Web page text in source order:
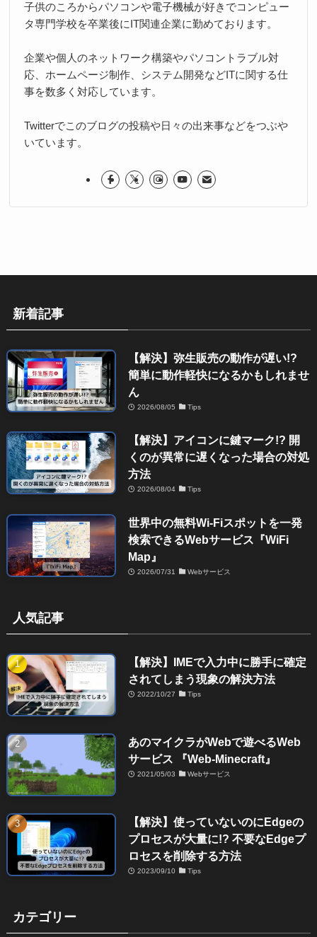
子供のころからパソコンや電子機械が好きでコンピュー
タ専門学校を卒業後にIT関連企業に勤めております。
企業や個人のネットワーク構築やパソコントラブル対
応、ホームページ制作、システム開発などITに関する仕
事を数多く対応しています。
Twitterでこのブログの投稿や日々の出来事などをつぶや
いています。
新着記事
【解決】弥生販売の動作が遅い!?
簡単に動作軽快になるかもしれませ
ん
2026/08/05 Tips
【解決】アイコンに鍵マーク!? 開
くのが異常に遅くなった場合の対処
方法
2026/08/04 Tips
世界中の無料Wi-Fiスポットを一発
検索できるWebサービス『WiFi
Map』
2026/07/31 Webサービス
人気記事
【解決】IMEで入力中に勝手に確定
されてしまう現象の解決方法
2022/10/27 Tips
あのマイクラがWebで遊べるWeb
サービス 『Web-Minecraft』
2021/05/03 Webサービス
【解決】使っていないのにEdgeの
プロセスが大量に!? 不要なEdgeプ
ロセスを削除する方法
2023/09/10 Tips
カテゴリー